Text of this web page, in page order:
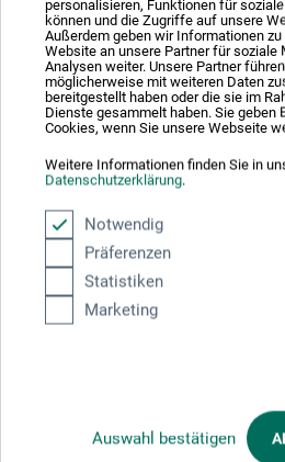
personalisieren, Funktionen für
können und die Zugriffe auf unsere
Außerdem geben wir Informationen
Website an unsere Partner für soziale
Analysen weiter. Unsere Partner
möglicherweise mit weiteren Daten
bereitgestellt haben oder die sie im
Dienste gesammelt haben. Sie geben
Cookies, wenn Sie unsere Webseite
Weitere Informationen finden Sie in
Datenschutzerklärung.
Notwendig
Präferenzen
Statistiken
Marketing
Auswahl bestätigen
Hausnummer*
Adresszusatz / Firma
PLZ*